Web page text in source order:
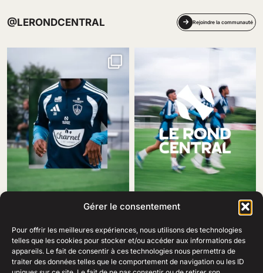
Gérer le consentement
Pour offrir les meilleures expériences, nous utilisons des technologies
telles que les cookies pour stocker et/ou accéder aux informations des
appareils. Le fait de consentir à ces technologies nous permettra de
traiter des données telles que le comportement de navigation ou les ID
@LERONDCENTRAL Rejoindre la communauté
69 Rue Amiral Romain Desfosses,